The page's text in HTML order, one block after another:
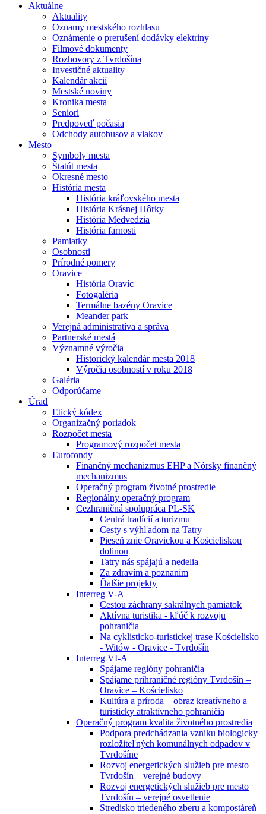
Aktuálne
Aktuality
Oznamy mestského rozhlasu
Oznámenie o prerušení dodávky elektriny
Filmové dokumenty
Rozhovory z Tvrdošína
Investičné aktuality
Kalendár akcií
Mestské noviny
Kronika mesta
Seniori
Predpoveď počasia
Odchody autobusov a vlakov
Mesto
Symboly mesta
Štatút mesta
Okresné mesto
História mesta
História kráľovského mesta
História Krásnej Hôrky
História Medvedzia
História farnosti
Pamiatky
Osobnosti
Prírodné pomery
Oravice
História Oravíc
Fotogaléria
Termálne bazény Oravice
Meander park
Verejná administratíva a správa
Partnerské mestá
Významné výročia
Historický kalendár mesta 2018
Výročia osobností v roku 2018
Galéria
Odporúčame
Úrad
Etický kódex
Organizačný poriadok
Rozpočet mesta
Programový rozpočet mesta
Eurofondy
Finančný mechanizmus EHP a Nórsky finančný
mechanizmus
Operačný program životné prostredie
Regionálny operačný program
Cezhraničná spolupráca PL-SK
Centrá tradícií a turizmu
Cesty s výhľadom na Tatry
Pieseň znie Oravickou a Kościeliskou
dolinou
Tatry nás spájajú a nedelia
Za zdravím a poznaním
Ďalšie projekty
Interreg V-A
Cestou záchrany sakrálnych pamiatok
Aktívna turistika - kľúč k rozvoju
pohraničia
Na cyklisticko-turistickej trase Kościelisko
- Witów - Oravice - Tvrdošín
Interreg VI-A
Spájame regióny pohraničia
Spájame prihraničné regióny Tvrdošín –
Oravice – Kościelisko
Kultúra a príroda – obraz kreatívneho a
turisticky atraktívneho pohraničia
Operačný program kvalita životného prostredia
Podpora predchádzania vzniku biologicky
rozložiteľných komunálnych odpadov v
Tvrdošíne
Rozvoj energetických služieb pre mesto
Tvrdošín – verejné budovy
Rozvoj energetických služieb pre mesto
Tvrdošín – verejné osvetlenie
Stredisko triedeného zberu a kompostáreň